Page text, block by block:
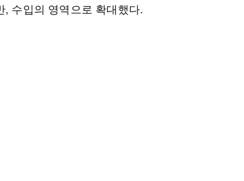
, 수입의 영역으로 확대했다.